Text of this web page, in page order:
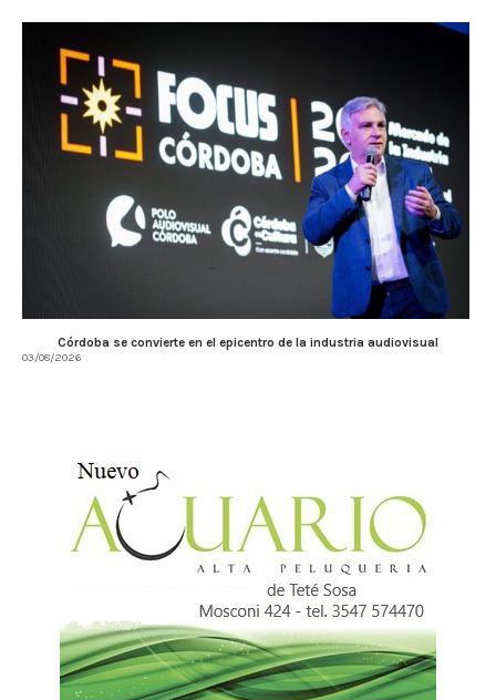
Córdoba se convierte en el epicentro de la industria audiovisual
03/08/2026